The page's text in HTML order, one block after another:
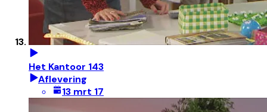
Het Kantoor 143
Aflevering
13 mrt 17